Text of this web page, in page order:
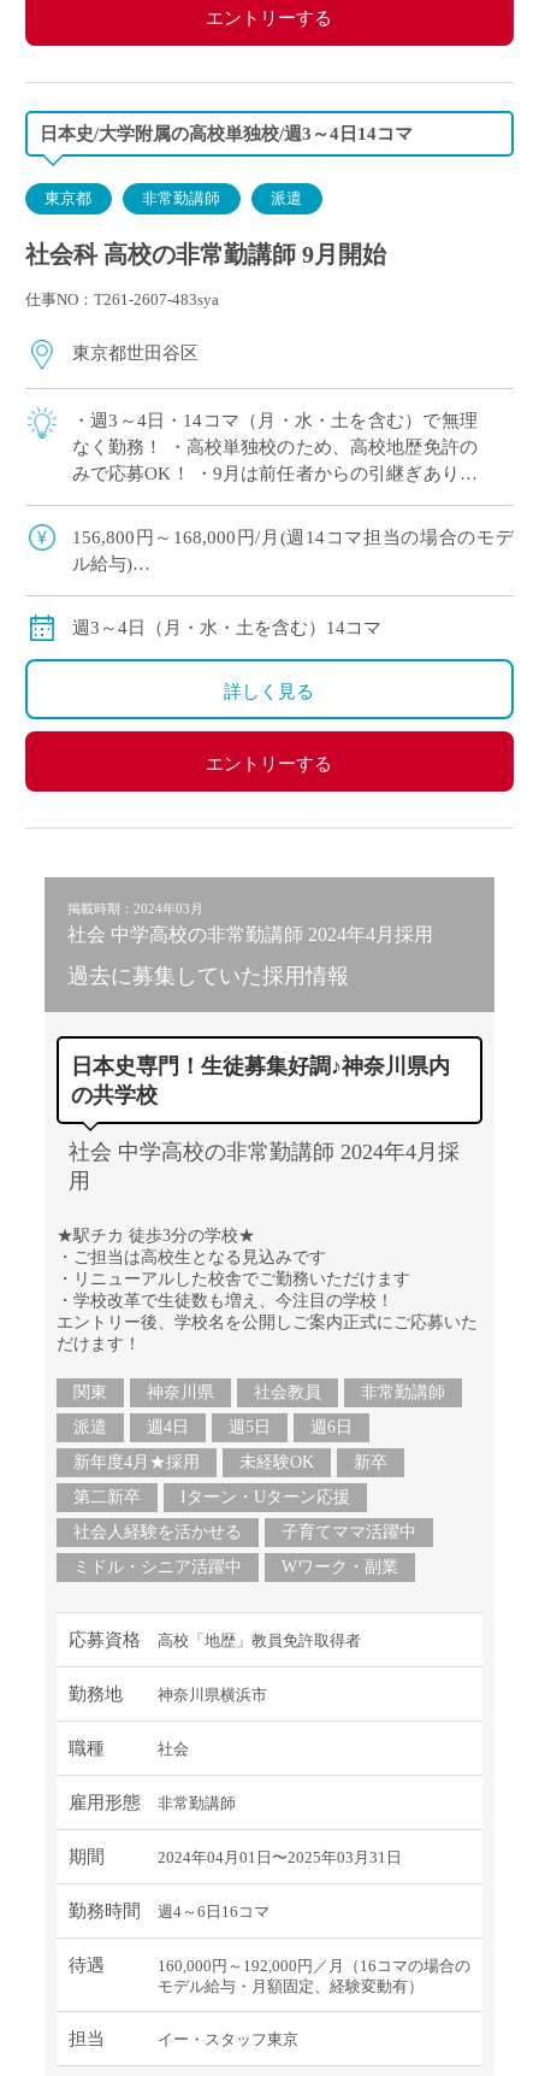
エントリーする
日本史/大学附属の高校単独校/週3～4日14コマ
東京都 非常勤講師 派遣
社会科 高校の非常勤講師 9月開始
仕事NO：T261-2607-483sya
東京都世田谷区
・週3～4日・14コマ（月・水・土を含む）で無理
なく勤務！ ・高校単独校のため、高校地歴免許の
みで応募OK！ ・9月は前任者からの引継ぎあり！
らではの落ち着いた教育環境でご勤 […]
156,800円～168,000円/月(週14コマ担当の場合のモデ
ル給与)
◇交通費別途支給
週3～4日（月・水・土を含む）14コマ
詳しく見る
エントリーする
掲載時期：2024年03月
社会 中学高校の非常勤講師 2024年4月採用
過去に募集していた採用情報
日本史専門！生徒募集好調♪神奈川県内
の共学校
社会 中学高校の非常勤講師 2024年4月採
用
★駅チカ 徒歩3分の学校★
・ご担当は高校生となる見込みです
・リニューアルした校舎でご勤務いただけます
・学校改革で生徒数も増え、今注目の学校！
エントリー後、学校名を公開しご案内正式にご応募いた
だけます！
関東 神奈川県 社会教員
非常勤講師
派遣
週4日 週5日
週6日
新年度4月★採用
未経験OK
新卒
第二新卒
Iターン・Uターン応援
社会人経験を活かせる
子育てママ活躍中
ミドル・シニア活躍中
Wワーク・副業
応募資格 高校「地歴」教員免許取得者
勤務地 神奈川県横浜市
職種 社会
雇用形態 非常勤講師
期間 2024年04月01日〜2025年03月31日
勤務時間 週4～6日16コマ
待遇
160,000円～192,000円／月（16コマの場合の
モデル給与・月額固定、経験変動有）
担当 イー・スタッフ東京